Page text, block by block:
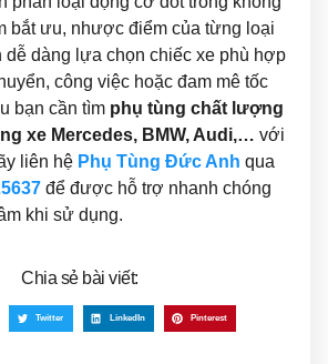
bắt ưu, nhược điểm của từng loại
dễ dàng lựa chọn chiếc xe phù hợp
công việc hoặc đam mê tốc
bạn cần tìm phụ tùng chất lượng
xe Mercedes, BMW, Audi,… với
liên hệ Phụ Tùng Đức Anh qua
để được hỗ trợ nhanh chóng
khi sử dụng.
Chia sẻ bài viết:
Twitter LinkedIn Pinterest